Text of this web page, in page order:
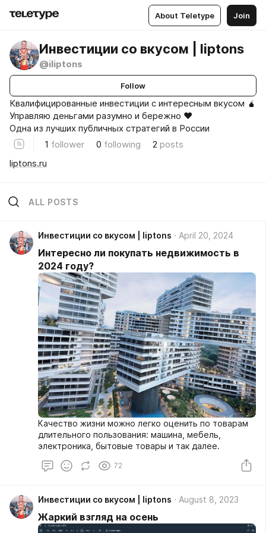
About Teletype Join
Инвестиции со вкусом | liptons
@iliptons
Follow
Квалифицированные инвестиции с интересным вкусом 🧉
Управляю деньгами разумно и бережно ❤️
Одна из лучших публичных стратегий в России
1 follower 0 following 2 posts
liptons.ru
ALL POSTS
Инвестиции со вкусом | liptons April 20, 2024
Интересно ли покупать недвижимость в
2024 году?
Качество жизни можно легко оценить по товарам
длительного пользования: машина, мебель,
электроника, бытовые товары и так далее.
72
Инвестиции со вкусом | liptons August 8, 2023
Жаркий взгляд на осень